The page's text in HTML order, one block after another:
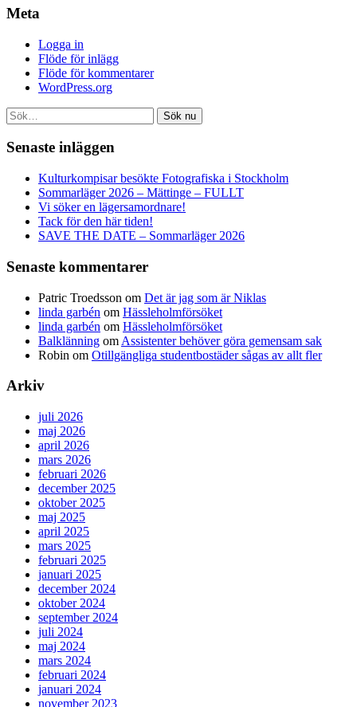
Meta
Logga in
Flöde för inlägg
Flöde för kommentarer
WordPress.org
Sök nu
Senaste inläggen
Kulturkompisar besökte Fotografiska i Stockholm
Sommarläger 2026 – Mättinge – FULLT
Vi söker en lägersamordnare!
Tack för den här tiden!
SAVE THE DATE – Sommarläger 2026
Senaste kommentarer
Patric Troedsson om Det är jag som är Niklas
linda garbén om Hässleholmförsöket
linda garbén om Hässleholmförsöket
Balklänning om Assistenter behöver göra gemensam sak
Robin om Otillgängliga studentbostäder sågas av allt fler
Arkiv
juli 2026
maj 2026
april 2026
mars 2026
februari 2026
december 2025
oktober 2025
maj 2025
april 2025
mars 2025
februari 2025
januari 2025
december 2024
oktober 2024
september 2024
juli 2024
maj 2024
mars 2024
februari 2024
januari 2024
november 2023